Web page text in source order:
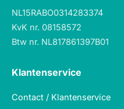
NL15RABO0314283374
KvK nr. 08158572
Btw nr. NL817861397B01
Klantenservice
Contact / Klantenservice